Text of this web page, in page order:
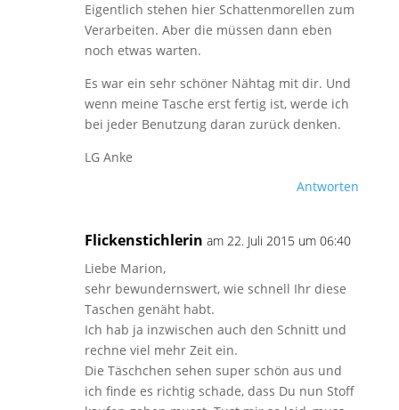
Eigentlich stehen hier Schattenmorellen zum
Verarbeiten. Aber die müssen dann eben
noch etwas warten.
Es war ein sehr schöner Nähtag mit dir. Und
wenn meine Tasche erst fertig ist, werde ich
bei jeder Benutzung daran zurück denken.
LG Anke
Antworten
Flickenstichlerin am 22. Juli 2015 um 06:40
Liebe Marion,
sehr bewundernswert, wie schnell Ihr diese
Taschen genäht habt.
Ich hab ja inzwischen auch den Schnitt und
rechne viel mehr Zeit ein.
Die Täschchen sehen super schön aus und
ich finde es richtig schade, dass Du nun Stoff